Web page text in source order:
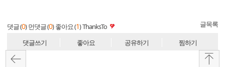
댓글 (0) 먼댓글 (0) 좋아요 (1)ThanksTo 글목록
댓글쓰기 좋아요 공유하기 찜하기